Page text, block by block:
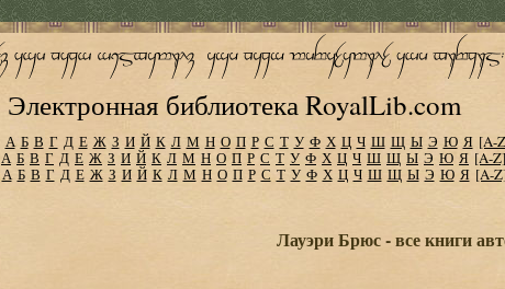
Электронная библиотека RoyalLib.com
А Б В Г Д Е Ж З И Й К Л М Н О П Р С Т У Ф Х Ц Ч Ш Щ Ы Э Ю Я [A-
А Б В Г Д Е Ж З И Й К Л М Н О П Р С Т У Ф Х Ц Ч Ш Щ Ы Э Ю Я [A-Z]
А Б В Г Д Е Ж З И Й К Л М Н О П Р С Т У Ф Х Ц Ч Ш Щ Ы Э Ю Я [A-
Лауэри Брюс - все книги